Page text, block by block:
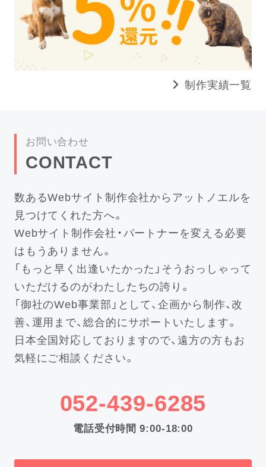
制作実績一覧
お問い合わせ
CONTACT
数あるWebサイト制作会社からアットノエルを
見つけてくれた方へ。
Webサイト制作会社・パートナーを変える必要
はもうありません。
「もっと早く出逢いたかった」そうおっしゃって
いただけるのがわたしたちの誇り。
「御社のWeb事業部」として、企画から制作、改
善、運用まで、総合的にサポートいたします。
日本全国対応しておりますので、遠方の方もお
気軽にご相談ください。
052-439-6285
電話受付時間 9:00-18:00